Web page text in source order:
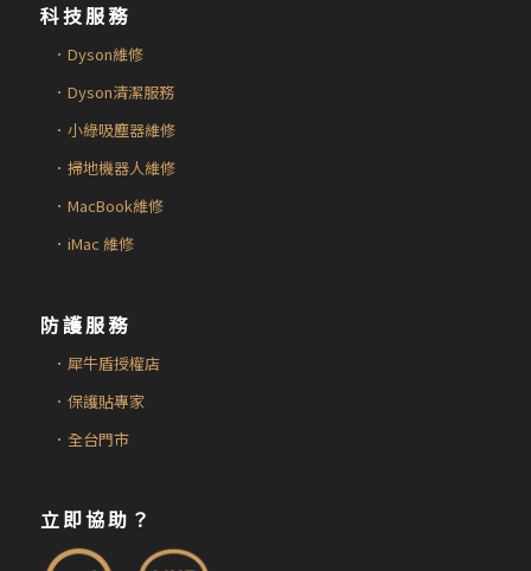
科技服務
．Dyson維修
．Dyson清潔服務
．小綠吸塵器維修
．掃地機器人維修
．MacBook維修
．iMac 維修
防護服務
．犀牛盾授權店
．保護貼專家
．全台門市
立即協助？